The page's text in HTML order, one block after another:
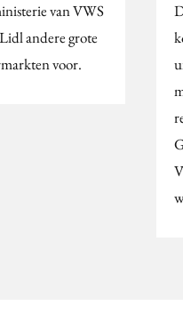
van VWS
andere grote
voor.